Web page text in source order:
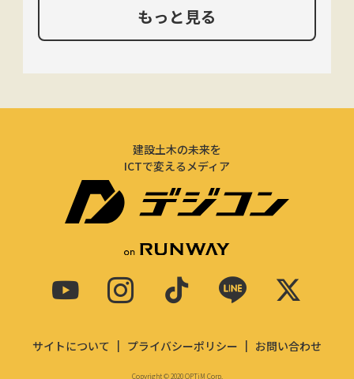
もっと見る
建設土木の未来を
ICTで変えるメディア
サイトについて プライバシーポリシー お問い合わせ
Copyright © 2020 OPTiM Corp.